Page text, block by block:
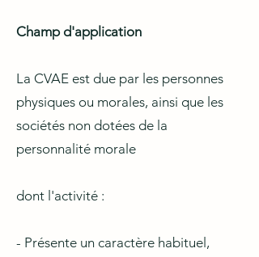
​Champ d'application
La CVAE est due par les personnes
physiques ou morales, ainsi que les
sociétés non dotées de la
personnalité morale
dont l'activité :
- Présente un caractère habituel,